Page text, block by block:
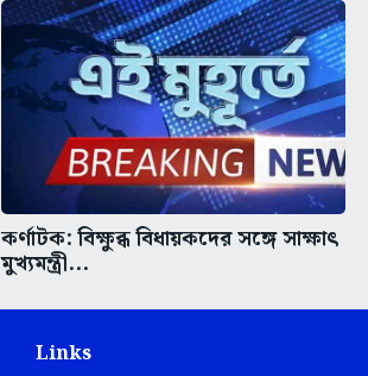
কর্ণাটক: বিক্ষুব্ধ বিধায়কদের সঙ্গে সাক্ষাৎ
মুখ্যমন্ত্রী...
Links